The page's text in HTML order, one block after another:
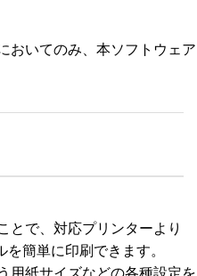
おいてのみ、本ソフトウェ
で、対応プリンターより
簡単に印刷できます。
用紙サイズなどの各種設定を